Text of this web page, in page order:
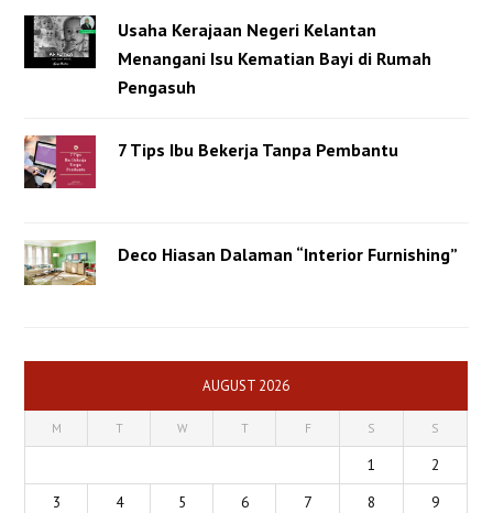
Usaha Kerajaan Negeri Kelantan
Menangani Isu Kematian Bayi di Rumah
Pengasuh
7 Tips Ibu Bekerja Tanpa Pembantu
Deco Hiasan Dalaman “Interior Furnishing”
AUGUST 2026
M T W T F S S
1
2
3
4 5 6 7 8 9